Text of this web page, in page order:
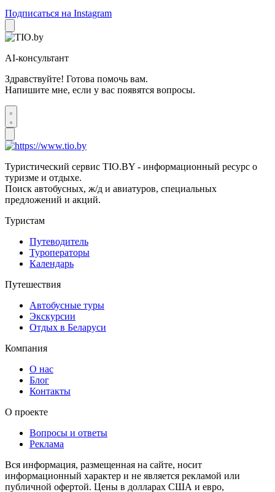
Подписаться на Instagram
AI-консультант
Здравствуйте! Готова помочь вам.
Напишите мне, если у вас появятся вопросы.
Туристический сервис TIO.BY - информационный ресурс о
туризме и отдыхе.
Поиск автобусных, ж/д и авиатуров, специальных
предложений и акций.
Туристам
Путеводитель
Туроператоры
Календарь
Путешествия
Автобусные туры
Экскурсии
Отдых в Беларуси
Компания
О нас
Блог
Контакты
О проекте
Вопросы и ответы
Реклама
Вся информация, размещенная на сайте, носит
информационный характер и не является рекламой или
публичной офертой. Цены в долларах США и евро,